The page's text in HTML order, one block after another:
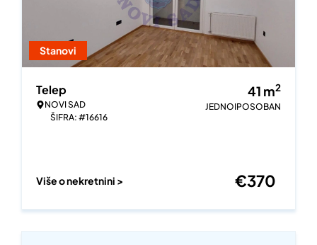
Stanovi
Telep
NOVI SAD
ŠIFRA: #16616
41 m2
JEDNOIPOSOBAN
Više o nekretnini > €370